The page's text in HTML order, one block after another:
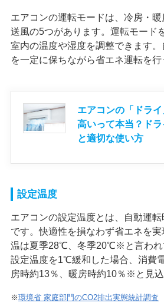
エアコンの運転モードは、冷房・暖
送風の5つがあります。運転モード
室内の温度や湿度を調整できます
を一定に保ちながら省エネ運転を行
エアコンの「ドラ
高いって本当？ド
と適切な使い方
設定温度
エアコンの設定温度とは、自動運
です。快適性を損なわず省エネを
温は夏季28℃、冬季20℃※と言われ
設定温度を1℃緩和した場合、消費
房時約13％、暖房時約10％※と見込
※環境省 家庭部門のCO2排出実態統計調査